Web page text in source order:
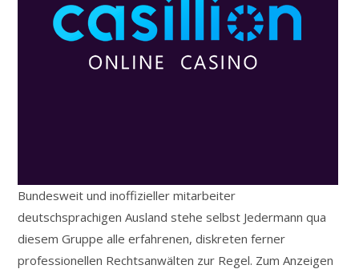
Bundesweit und inoffizieller mitarbeiter
deutschsprachigen Ausland stehe selbst Jedermann qua
diesem Gruppe alle erfahrenen, diskreten ferner
professionellen Rechtsanwälten zur Regel. Zum Anzeigen